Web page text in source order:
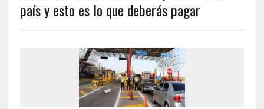
país y esto es lo que deberás pagar